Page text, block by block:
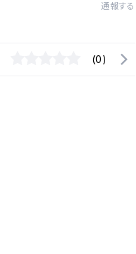
通報する
(0)